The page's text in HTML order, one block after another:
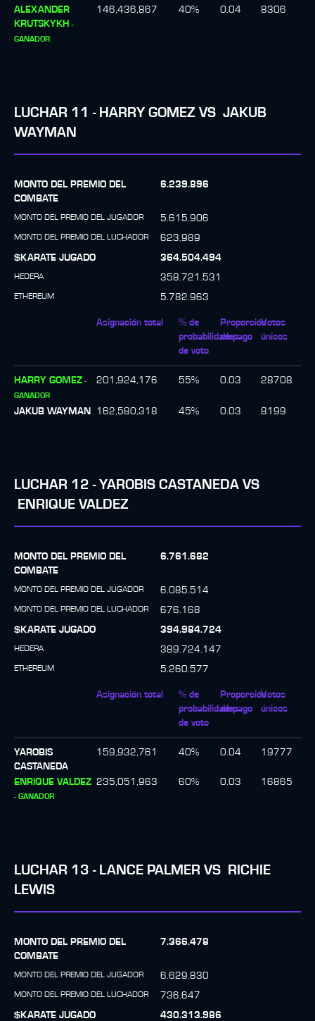
ALEXANDER
KRUTSKYKH -
GANADOR
146,436,867 40% 0.04 8306
LUCHAR 11 - HARRY GOMEZ VS JAKUB
WAYMAN
MONTO DEL PREMIO DEL
COMBATE
6.239.896
MONTO DEL PREMIO DEL JUGADOR 5.615.906
MONTO DEL PREMIO DEL LUCHADOR
623.989
$KARATE JUGADO
364.504.494
HEDERA 358.721.531
ETHEREUM 5.782.963
Asignación total
% de
probabilidades
de voto
Proporción
de pago
Votos
únicos
HARRY GOMEZ -
GANADOR
201,924,176 55% 0.03 28708
JAKUB WAYMAN 162,580,318 45% 0.03 8199
LUCHAR 12 - YAROBIS CASTANEDA VS
ENRIQUE VALDEZ
MONTO DEL PREMIO DEL
COMBATE
6.761.682
MONTO DEL PREMIO DEL JUGADOR 6.085.514
MONTO DEL PREMIO DEL LUCHADOR
676.168
$KARATE JUGADO
394.984.724
HEDERA 389.724.147
ETHEREUM 5.260.577
Asignación total
% de
probabilidades
de voto
Proporción
de pago
Votos
únicos
YAROBIS
CASTANEDA
159,932,761 40% 0.04 19777
ENRIQUE VALDEZ
- GANADOR
235,051,963 60% 0.03 16865
LUCHAR 13 - LANCE PALMER VS
RICHIE
LEWIS
MONTO DEL PREMIO DEL
COMBATE
7.366.478
MONTO DEL PREMIO DEL JUGADOR 6.629.830
MONTO DEL PREMIO DEL LUCHADOR
736.647
$KARATE JUGADO
430.313.986